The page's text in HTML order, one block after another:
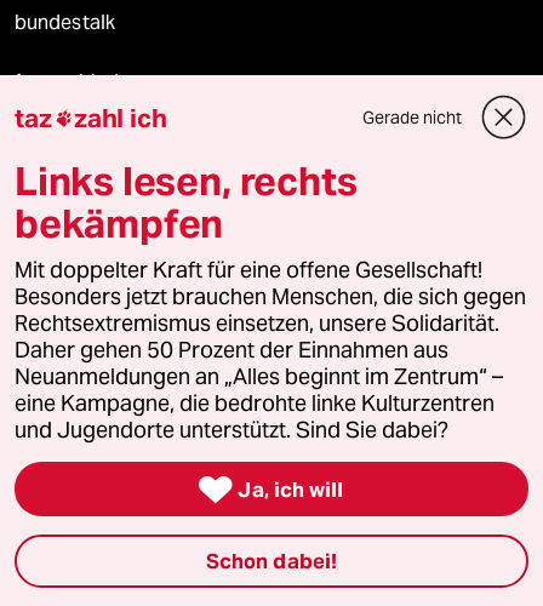
bundestalk
fernverbindung
Mauerecho
Freie Rede
reingehen
Newsletter
team zukunft
taz frisch
taz zahl ich Gerade nicht
Links lesen, rechts
bekämpfen
Mit doppelter Kraft für eine offene Gesellschaft!
Besonders jetzt brauchen Menschen, die sich gegen
Rechtsextremismus einsetzen, unsere Solidarität.
Daher gehen 50 Prozent der Einnahmen aus
Neuanmeldungen an „Alles beginnt im Zentrum“ –
eine Kampagne, die bedrohte linke Kulturzentren
und Jugendorte unterstützt. Sind Sie dabei?
 Ja, ich will
Schon dabei!